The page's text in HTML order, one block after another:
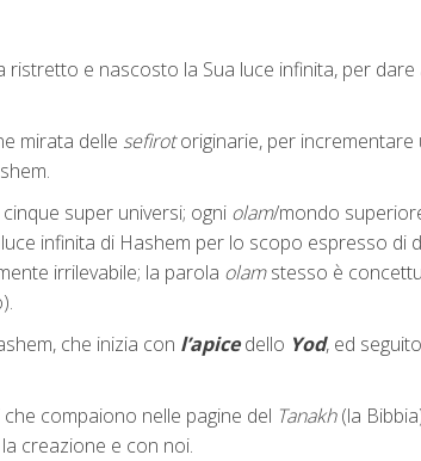
e nascosto la Sua luce infinita, per dare
mirata delle sefirotoriginarie, per incrementare
super universi; ogni olam/mondo
infinita di Hashem per lo scopo espresso di
irrilevabile; la parola olamstesso è
che inizia con l’apice dello Yod, ed
compaiono nelle pagine del Tanakh(la
creazione e con noi.